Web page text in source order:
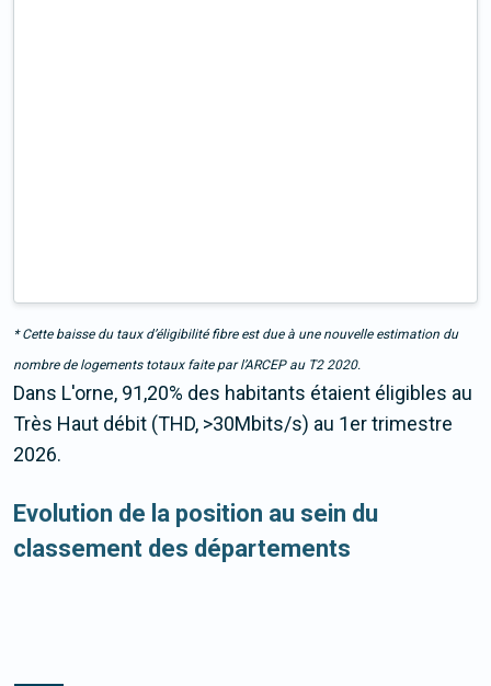
* Cette baisse du taux d’éligibilité fibre est due à une nouvelle estimation du
nombre de logements totaux faite par l’ARCEP au T2 2020.
Dans L'orne, 91,20% des habitants étaient éligibles au
Très Haut débit (THD, >30Mbits/s) au 1er trimestre
2026.
Evolution de la position au sein du
classement des départements